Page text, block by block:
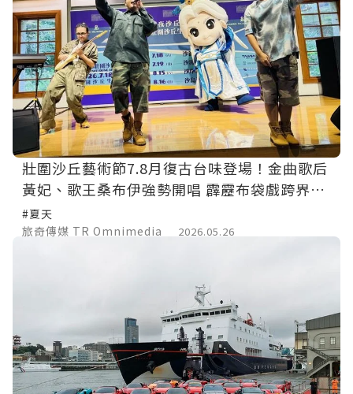
壯圍沙丘藝術節7.8月復古台味登場！金曲歌后
黃妃、歌王桑布伊強勢開唱 霹靂布袋戲跨界地
景藝術
#夏天
旅奇傳媒 TR Omnimedia
2026.05.26